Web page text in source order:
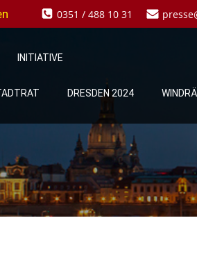
0351 / 488 10 31
INITIATIVE
DRESDEN 2024